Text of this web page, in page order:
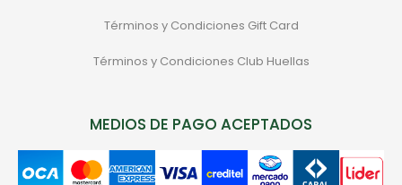
Términos y Condiciones Gift Card
Términos y Condiciones Club Huellas
MEDIOS DE PAGO ACEPTADOS